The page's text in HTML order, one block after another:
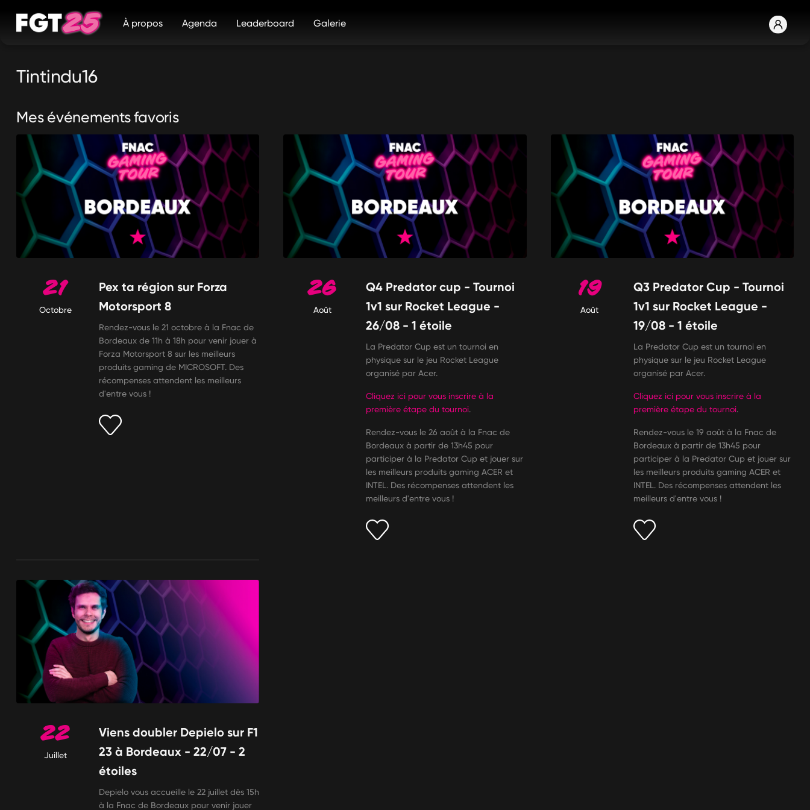
À propos Agenda Leaderboard Galerie
tintindu16
Mes événements favoris
21
Octobre
Pex ta région sur Forza
Motorsport 8
Rendez-vous le 21 octobre à la Fnac de
Bordeaux de 11h à 18h pour venir jouer à
Forza Motorsport 8 sur les meilleurs
produits gaming de MICROSOFT. Des
récompenses attendent les meilleurs
d'entre vous !
26
Août
Q4 Predator cup - Tournoi
1v1 sur Rocket League -
26/08 - 1 étoile
La Predator Cup est un tournoi en
physique sur le jeu Rocket League
organisé par Acer.
Cliquez ici pour vous inscrire à la
première étape du tournoi.
Rendez-vous le 26 août à la Fnac de
Bordeaux à partir de 13h45 pour
participer à la Predator Cup et jouer sur
les meilleurs produits gaming ACER et
INTEL. Des récompenses attendent les
meilleurs d'entre vous !
19
Août
Q3 Predator Cup - Tournoi
1v1 sur Rocket League -
19/08 - 1 étoile
La Predator Cup est un tournoi en
physique sur le jeu Rocket League
organisé par Acer.
Cliquez ici pour vous inscrire à la
première étape du tournoi.
Rendez-vous le 19 août à la Fnac de
Bordeaux à partir de 13h45 pour
participer à la Predator Cup et jouer sur
les meilleurs produits gaming ACER et
INTEL. Des récompenses attendent les
meilleurs d'entre vous !
22
Juillet
Viens doubler Depielo sur F1
23 à Bordeaux - 22/07 - 2
étoiles
Depielo vous accueille le 22 juillet dès 15h
à la Fnac de Bordeaux pour venir jouer